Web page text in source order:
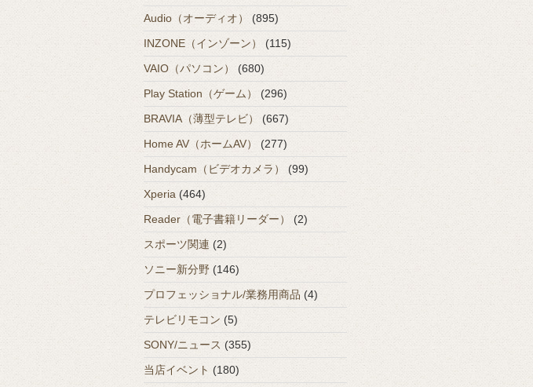
Audio（オーディオ）
(895)
INZONE（インゾーン）
(115)
VAIO（パソコン）
(680)
Play Station（ゲーム）
(296)
BRAVIA（薄型テレビ）
(667)
Home AV（ホームAV）
(277)
Handycam（ビデオカメラ）
(99)
Xperia (464)
Reader（電子書籍リーダー）
(2)
スポーツ関連 (2)
ソニー新分野 (146)
プロフェッショナル/業務用商品 (4)
テレビリモコン (5)
SONY/ニュース (355)
当店イベント (180)